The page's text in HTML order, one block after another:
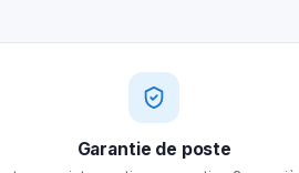
Garantie de poste